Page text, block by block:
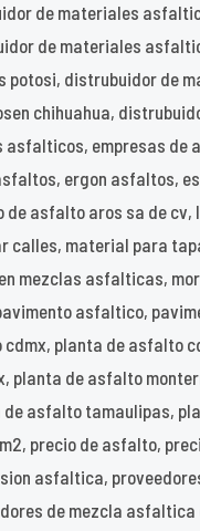
de materiales
de materiales
distrubuidor de
chihuahua,
empresas de
ergon asfaltos,
asfalto aros sa de cv,
calles, material para
mezclas asfalticas,
asfaltico,
planta de asfalto
planta de asfalto
asfalto tamaulipas,
precio de asfalto,
asfaltica,
de mezcla asfaltica